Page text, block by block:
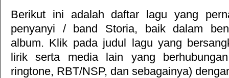
Berikut ini adalah daftar lagu yang
penyanyi / band Storia, baik dalam
album. Klik pada judul lagu yang
lirik serta media lain yang
ringtone, RBT/NSP, dan sebagainya)